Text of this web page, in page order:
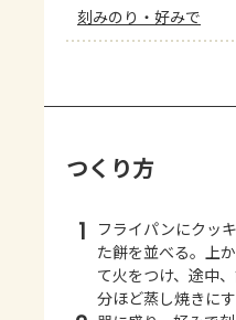
刻みのり・好みで
つくり方
1
フライパンにクッ
た餅を並べる。上
て火をつけ、途中
分ほど蒸し焼きにす